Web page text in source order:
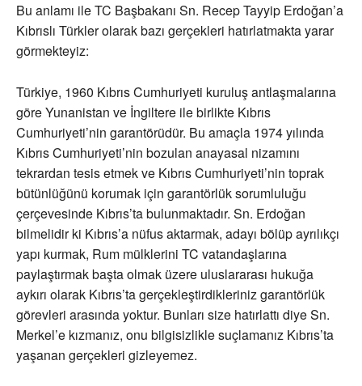
Bu anlamı ile TC Başbakanı Sn. Recep Tayyip Erdoğan’a
Kıbrıslı Türkler olarak bazı gerçekleri hatırlatmakta yarar
görmekteyiz:
Türkiye, 1960 Kıbrıs Cumhuriyeti kuruluş antlaşmalarına
göre Yunanistan ve İngiltere ile birlikte Kıbrıs
Cumhuriyeti’nin garantörüdür. Bu amaçla 1974 yılında
Kıbrıs Cumhuriyeti’nin bozulan anayasal nizamını
tekrardan tesis etmek ve Kıbrıs Cumhuriyeti’nin toprak
bütünlüğünü korumak için garantörlük sorumluluğu
çerçevesinde Kıbrıs’ta bulunmaktadır. Sn. Erdoğan
bilmelidir ki Kıbrıs’a nüfus aktarmak, adayı bölüp ayrılıkçı
yapı kurmak, Rum mülklerini TC vatandaşlarına
paylaştırmak başta olmak üzere uluslararası hukuğa
aykırı olarak Kıbrıs’ta gerçekleştirdikleriniz garantörlük
görevleri arasında yoktur. Bunları size hatırlattı diye Sn.
Merkel’e kızmanız, onu bilgisizlikle suçlamanız Kıbrıs’ta
yaşanan gerçekleri gizleyemez.